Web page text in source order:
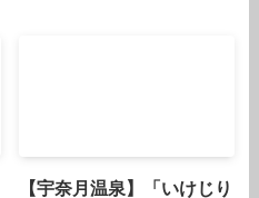
【宇奈月温泉】「いけじり